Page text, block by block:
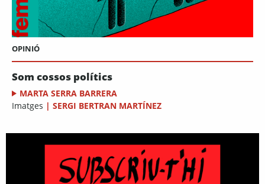
OPINIÓ
Som cossos polítics
MARTA SERRA BARRERA
Imatges | SERGI BERTRAN MARTÍNEZ